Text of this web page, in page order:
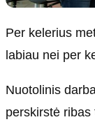
Kontaktai
Redakcinė politika
Dirbtinis intelektas
Per kelerius
labiau nei per
Nuotolinis
perskirstė